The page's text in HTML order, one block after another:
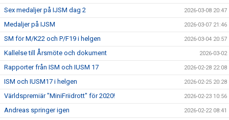
Sex medaljer på IJSM dag 2 2026-03-08 20:47
Medaljer på IJSM 2026-03-07 21:46
SM för M/K22 och P/F19 i helgen 2026-03-04 20:57
Kallelse till Årsmöte och dokument 2026-03-02
Rapporter från ISM och IUSM 17 2026-02-28 22:08
ISM och IUSM17 i helgen 2026-02-25 20:28
Världspremiär "MiniFriidrott" för 2020! 2026-02-23 10:56
Andreas springer igen 2026-02-22 08:41